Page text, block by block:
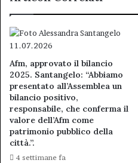
Afm, approvato il bilancio
2025. Santangelo: “Abbiamo
presentato all’Assemblea un
bilancio positivo,
responsabile, che conferma il
valore dell’Afm come
patrimonio pubblico della
città.”.
4 settimane fa